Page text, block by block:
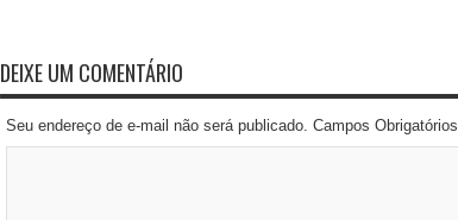
DEIXE UM COMENTÁRIO
Seu endereço de e-mail não será publicado. Campos Obrigatórios